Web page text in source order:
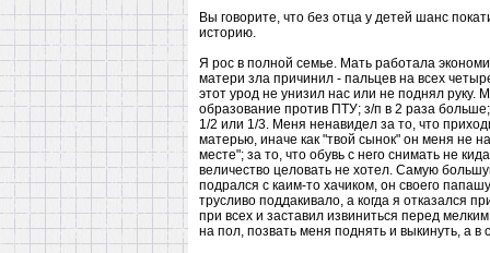
Вы говорите, что без отца у детей шанс
историю.
Я рос в полной семье. Мать работала
матери зла причинил - пальцев на всех
этот урод не унизил нас или не поднял
образование против ПТУ; з/п в 2 раза
1/2 или 1/3. Меня ненавидел за то, что
матерью, иначе как "твой сынок" он меня не
месте"; за то, что обувь с него снимать не
величество целовать не хотел. Самую
подрался с каим-то хачиком, он своего
трусливо поддакивало, а когда я отказался
при всех и заставил извиниться перед
на пол, позвать меня поднять и выкинуть, а в